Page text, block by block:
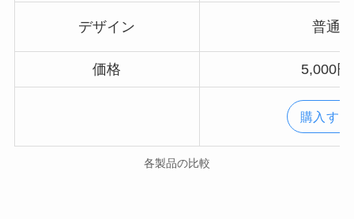
デザイン 普通
価格 5,000円
購入する
各製品の比較